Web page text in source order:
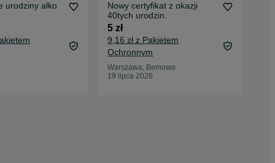
urodziny alko
Nowy certyfikat z okazji
40tych urodzin.
5 zł
9,16 zł z Pakietem
Ochronnym
Warszawa, Bemowo
19 lipca 2026